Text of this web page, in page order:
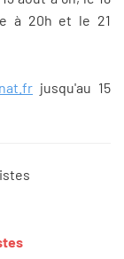
à 20h et le 21
jusqu'au 15